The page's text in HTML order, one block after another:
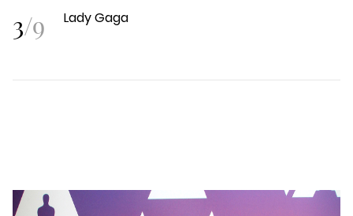
3/9 Lady Gaga